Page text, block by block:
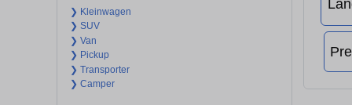
❯ Kleinwagen
❯ SUV
❯ Van
❯ Pickup
❯ Transporter
❯ Camper